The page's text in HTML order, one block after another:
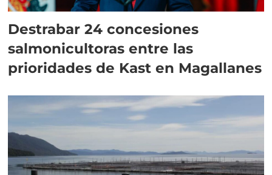
Destrabar 24 concesiones
salmonicultoras entre las
prioridades de Kast en Magallanes